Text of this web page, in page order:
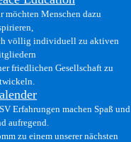
möchten Menschen dazu
völlig individuell zu aktiven
friedlichen Gesellschaft zu
Erfahrungen machen Spaß und
aufregend.
zu einem unserer nächsten